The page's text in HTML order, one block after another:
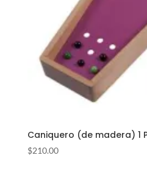
Caniquero (de madera) 1
$210.00